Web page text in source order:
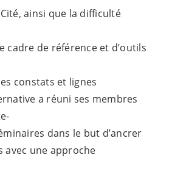
ainsi que la difficulté
cadre de référence et d’outils
constats et lignes
a réuni ses membres
dans le but d’ancrer
avec une approche